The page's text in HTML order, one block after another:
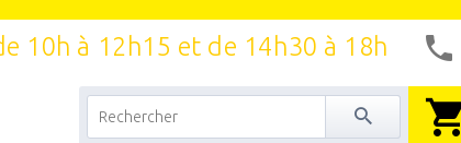
10h à 12h15 et de 14h30 à 18h